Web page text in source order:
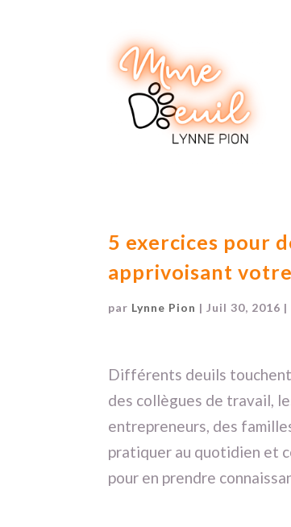
5 exercices pour
apprivoisant
par Lynne Pion | Juil 30, 2016 |
Différents deuils touchent
des collègues de travail,
entrepreneurs, des
pratiquer au quotidien et
pour en prendre